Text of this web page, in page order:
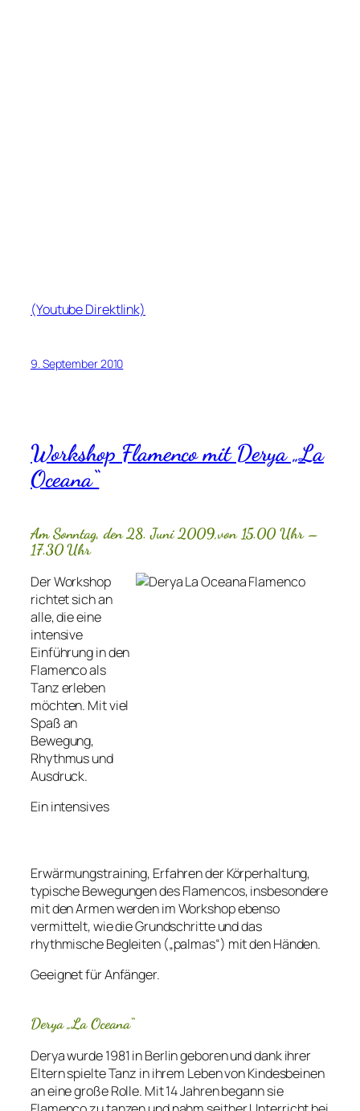
(Youtube Direktlink)
9. September 2010
Workshop Flamenco mit Derya „La
Oceana“
Am Sonntag, den 28. Juni 2009,von 15.00 Uhr –
17.30 Uhr
Der Workshop
richtet sich an
alle, die eine
intensive
Einführung in den
Flamenco als
Tanz erleben
möchten. Mit viel
Spaß an
Bewegung,
Rhythmus und
Ausdruck.
Ein intensives
Erwärmungstraining, Erfahren der Körperhaltung,
typische Bewegungen des Flamencos, insbesondere
mit den Armen werden im Workshop ebenso
vermittelt, wie die Grundschritte und das
rhythmische Begleiten („palmas“) mit den Händen.
Geeignet für Anfänger.
Derya „La Oceana“
Derya wurde 1981 in Berlin geboren und dank ihrer
Eltern spielte Tanz in ihrem Leben von Kindesbeinen
an eine große Rolle. Mit 14 Jahren begann sie